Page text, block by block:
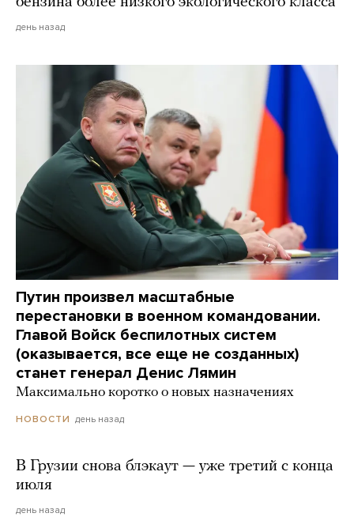
день назад
Путин произвел масштабные
перестановки в военном командовании.
Главой Войск беспилотных систем
(оказывается, все еще не созданных)
станет генерал Денис Лямин
Максимально коротко о новых назначениях
НОВОСТИ день назад
В Грузии снова блэкаут — уже третий с конца
июля
день назад